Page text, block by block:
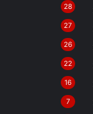
28
27
26
22
16
7